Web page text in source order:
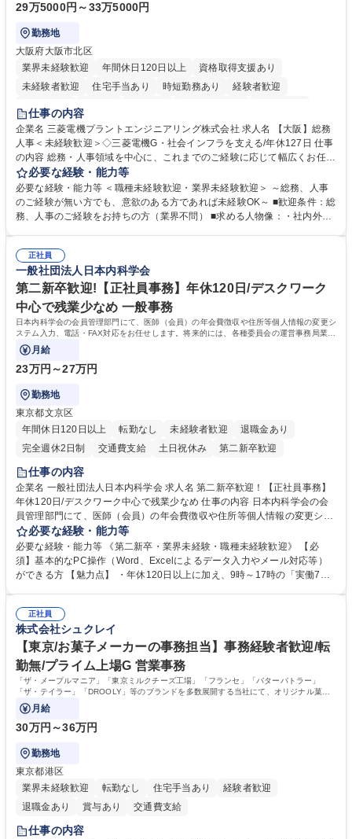
29万5000円～33万5000円
勤務地
大阪府大阪市北区
業界未経験歓迎
年間休日120日以上
資格取得支援あり
未経験者歓迎
住宅手当あり 時短勤務あり
経験者歓迎
退職金あり
駅近5分以内
土日祝休み 服装自由 寮・社宅あり 食事補助あり
仕事の内容
企業名 三菱電機プラントエンジニアリング株式会社 求人名 【大阪】総務
人事＜未経験歓迎＞◇三菱電機G・社会インフラを支える/年休127日 仕事
の内容 総務・人事領域を中心に、これまでのご経験に応じて幅広くお任せ
します。 ＜具体的には＞ ・総務/人事労務（給与・社保・勤怠管理など）
・採用・教育研修 ・福利厚生運用 など ※基本的には事務所勤務ですが、
採用や教育等の業務内容により、関西圏以外への日帰り・宿泊を伴う国内
出張もございます。 ※担当業務を持ちつつ、お互いに助け合いながら、総
必要な経験・能力等
必要な経験・能力等 ＜職種未経験歓迎・業界未経験歓迎＞ ～総務、人事
のご経験が無い方でも、意欲のある方であれば未経験OK～ ■歓迎条件：総
務、人事のご経験をお持ちの方（業界不問） ■求める人物像：・社内外の
正社員
一般社団法人日本内科学会
第二新卒歓迎!【正社員事務】年休120日/デスクワーク
中心で残業少なめ 一般事務
日本内科学会の会員管理部門にて、医師（会員）の年会費徴収や住所等個人情報の変更シ
ステム入力、電話・FAX対応をお任せします。将来的には、各種委員会の運営事務局業務
などにも幅広く携わっていただきます。
月給
23万円～27万円
勤務地
東京都文京区
年間休日120日以上
転勤なし 未経験者歓迎
退職金あり
完全週休2日制
交通費支給 土日祝休み 第二新卒歓迎
仕事の内容
企業名 一般社団法人日本内科学会 求人名 第二新卒歓迎！【正社員事務】
年休120日/デスクワーク中心で残業少なめ 仕事の内容 日本内科学会の会
員管理部門にて、医師（会員）の年会費徴収や住所等個人情報の変更シス
テム入力、電話・FAX対応をお任せします。将来的には、各種委員会の運
営事務局業務などにも幅広く携わっていただきます。 【会員管理・データ
入力業務】 ・医師（会員）の住所変更、個人情報のシステム登録・更新
・年会費の徴収管理や入金データの照合確認 【問い合わせ対応】 ・会員
年休120日/デスクワーク中心で残業少なめ
必要な経験・能力等
必要な経験・能力等 《第二新卒・業界未経験・職種未経験歓迎》 【必
須】基本的なPC操作（Word、Excelによるデータ入力やメール対応等）
ができる方 【魅力点】 ・年休120日以上に加え、9時～17時の「実働7時
整、資料作成、当日の運営サポート 学歴・資格 学歴：大学院 大学 語学
力： 資格：
正社員
株式会社シュクレイ
【東京/お菓子メーカーの事務担当】事務経験者歓迎/転
勤無/プライム上場G 営業事務
「ザ・メープルマニア」「東京ミルクチーズ工場」「フランセ」「バターバトラー」
「ザ・テイラー」「DROOLY」等のブランドを多数展開する当社にて、オリジナル菓子
ブランド商品の事務業務をお任せいたします。
月給
30万円～36万円
勤務地
東京都港区
業界未経験歓迎
転勤なし 住宅手当あり
経験者歓迎
退職金あり
賞与あり 交通費支給
仕事の内容